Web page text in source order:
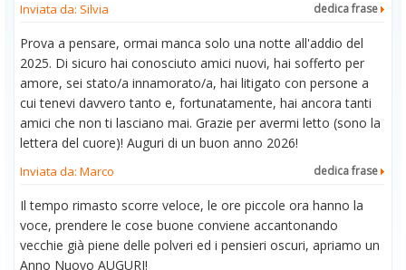
Inviata da: Silvia dedica frase
Prova a pensare, ormai manca solo una notte all'addio del
2025. Di sicuro hai conosciuto amici nuovi, hai sofferto per
amore, sei stato/a innamorato/a, hai litigato con persone a
cui tenevi davvero tanto e, fortunatamente, hai ancora tanti
amici che non ti lasciano mai. Grazie per avermi letto (sono la
lettera del cuore)! Auguri di un buon anno 2026!
Inviata da: Marco dedica frase
Il tempo rimasto scorre veloce, le ore piccole ora hanno la
voce, prendere le cose buone conviene accantonando
vecchie già piene delle polveri ed i pensieri oscuri, apriamo un
Anno Nuovo AUGURI!